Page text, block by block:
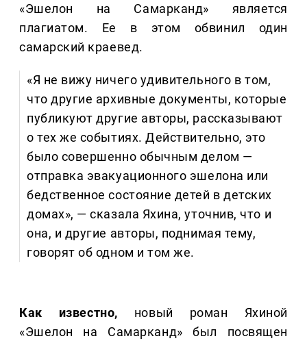
«Эшелон на Самарканд» является
плагиатом. Ее в этом обвинил один
самарский краевед.
«Я не вижу ничего удивительного в том,
что другие архивные документы, которые
публикуют другие авторы, рассказывают
о тех же событиях. Действительно, это
было совершенно обычным делом —
отправка эвакуационного эшелона или
бедственное состояние детей в детских
домах», — сказала Яхина, уточнив, что и
она, и другие авторы, поднимая тему,
говорят об одном и том же.
Как известно, новый роман Яхиной
«Эшелон на Самарканд» был посвящен